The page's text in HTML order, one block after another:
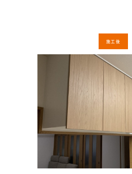
施工後